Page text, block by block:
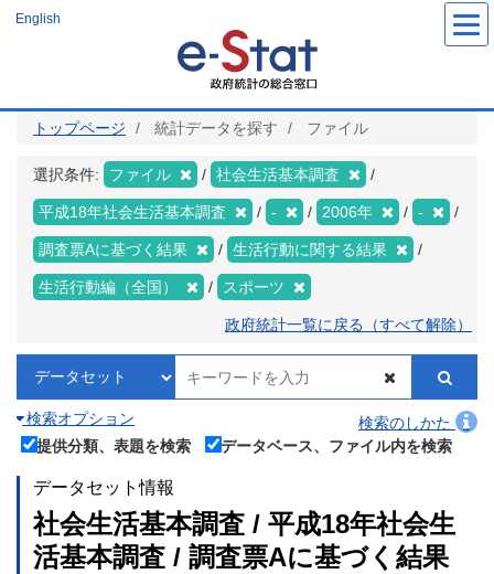
ツ
English
トップページ 統計データを探す ファイル
選択条件: ファイル 社会生活基本調査
平成18年社会生活基本調査 - 2006年 -
調査票Aに基づく結果 生活行動に関する結果
生活行動編（全国） スポーツ
政府統計一覧に戻る（すべて解除）
検索オプション
検索のしかた
提供分類、表題を検索
データベース、ファイル内を検索
データセット情報
社会生活基本調査 / 平成18年社会生
活基本調査 / 調査票Aに基づく結果